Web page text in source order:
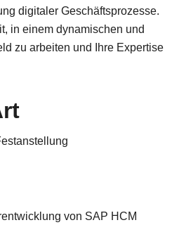
digitaler Geschäftsprozesse.
in einem dynamischen und
zu arbeiten und Ihre Expertise
von SAP HCM